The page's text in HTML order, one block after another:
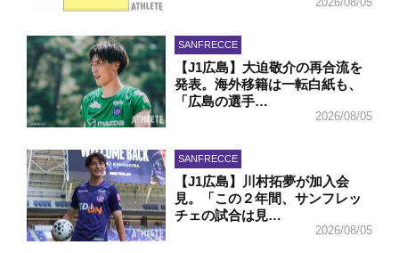
SANFRECCE
【J1広島】大迫敬介の再合流を
発表。海外移籍は一転白紙も、
「広島の選手…
2026/08/05
SANFRECCE
【J1広島】川村拓夢が加入会
見。「この２年間、サンフレッ
チェの試合は見…
2026/08/05